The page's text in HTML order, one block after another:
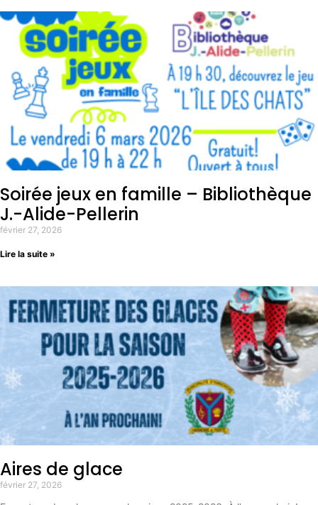
Soirée jeux en famille – Bibliothèque
J.-Alide-Pellerin
février 27, 2026
Lire la suite »
Aires de glace
février 27, 2026